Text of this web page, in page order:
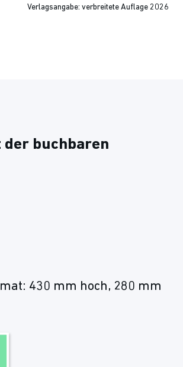
Verlagsangabe: verbreitete Auflage 2026
der buchbaren
430 mm hoch, 280 mm